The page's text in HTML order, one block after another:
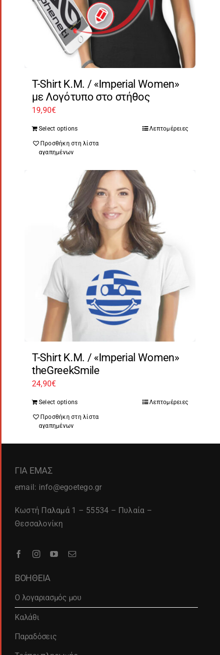
T-Shirt Κ.Μ. / «Imperial Women»
με Λογότυπο στο στήθος
19,90€
Select options Λεπτομέρειες
Προσθήκη στη λίστα
αγαπημένων
T-Shirt Κ.Μ. / «Imperial Women»
theGreekSmile
24,90€
Select options Λεπτομέρειες
Προσθήκη στη λίστα
αγαπημένων
ΓΙΑ ΕΜΑΣ
email: info@egoetego.gr
Κωστή Παλαμά 1 – 55534 – Πυλαία –
Θεσσαλονίκη
ΒΟΗΘΕΙΑ
Ο λογαριασμός μου
Καλάθι
Παραδόσεις